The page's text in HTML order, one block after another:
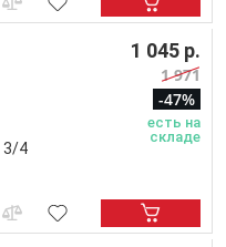
3/4
1 045 р.
1 971
-47%
есть на
складе